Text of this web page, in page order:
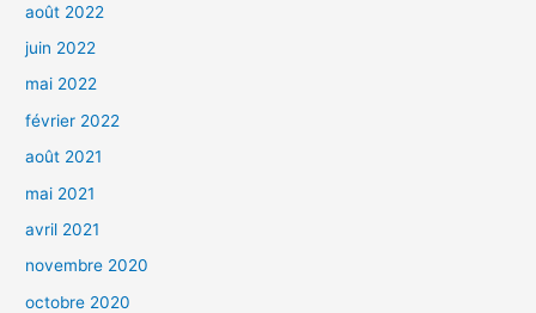
août 2022
juin 2022
mai 2022
février 2022
août 2021
mai 2021
avril 2021
novembre 2020
octobre 2020